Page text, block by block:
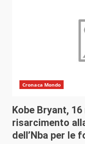
Cronaca Mondo
Kobe Bryant,
risarcimento
dell’Nba per le